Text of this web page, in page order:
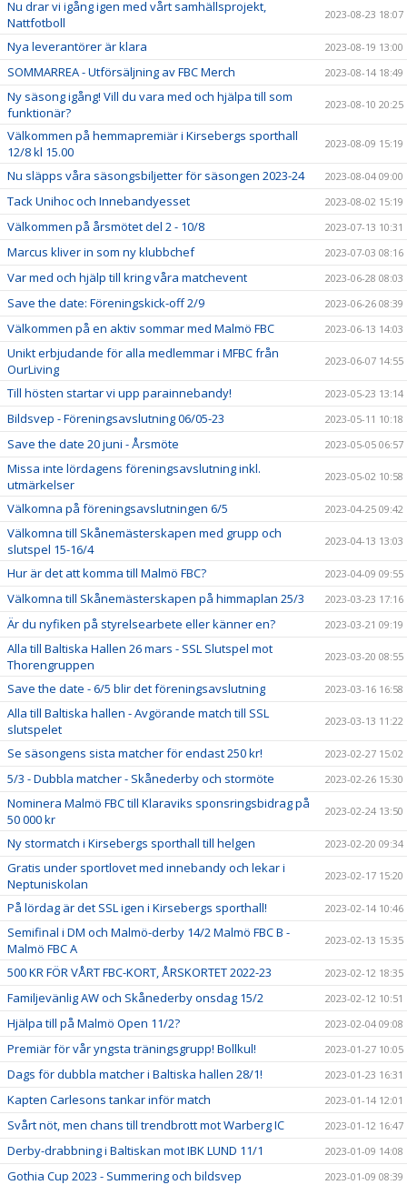
Nu drar vi igång igen med vårt samhällsprojekt,
Nattfotboll
2023-08-23 18:07
Nya leverantörer är klara 2023-08-19 13:00
SOMMARREA - Utförsäljning av FBC Merch 2023-08-14 18:49
Ny säsong igång! Vill du vara med och hjälpa till som
funktionär?
2023-08-10 20:25
Välkommen på hemmapremiär i Kirsebergs sporthall
12/8 kl 15.00
2023-08-09 15:19
Nu släpps våra säsongsbiljetter för säsongen 2023-24 2023-08-04 09:00
Tack Unihoc och Innebandyesset 2023-08-02 15:19
Välkommen på årsmötet del 2 - 10/8 2023-07-13 10:31
Marcus kliver in som ny klubbchef 2023-07-03 08:16
Var med och hjälp till kring våra matchevent 2023-06-28 08:03
Save the date: Föreningskick-off 2/9 2023-06-26 08:39
Välkommen på en aktiv sommar med Malmö FBC 2023-06-13 14:03
Unikt erbjudande för alla medlemmar i MFBC från
OurLiving
2023-06-07 14:55
Till hösten startar vi upp parainnebandy! 2023-05-23 13:14
Bildsvep - Föreningsavslutning 06/05-23 2023-05-11 10:18
Save the date 20 juni - Årsmöte 2023-05-05 06:57
Missa inte lördagens föreningsavslutning inkl.
utmärkelser
2023-05-02 10:58
Välkomna på föreningsavslutningen 6/5 2023-04-25 09:42
Välkomna till Skånemästerskapen med grupp och
slutspel 15-16/4
2023-04-13 13:03
Hur är det att komma till Malmö FBC? 2023-04-09 09:55
Välkomna till Skånemästerskapen på himmaplan 25/3 2023-03-23 17:16
Är du nyfiken på styrelsearbete eller känner en? 2023-03-21 09:19
Alla till Baltiska Hallen 26 mars - SSL Slutspel mot
Thorengruppen
2023-03-20 08:55
Save the date - 6/5 blir det föreningsavslutning 2023-03-16 16:58
Alla till Baltiska hallen - Avgörande match till SSL
slutspelet
2023-03-13 11:22
Se säsongens sista matcher för endast 250 kr! 2023-02-27 15:02
5/3 - Dubbla matcher - Skånederby och stormöte 2023-02-26 15:30
Nominera Malmö FBC till Klaraviks sponsringsbidrag på
50 000 kr
2023-02-24 13:50
Ny stormatch i Kirsebergs sporthall till helgen 2023-02-20 09:34
Gratis under sportlovet med innebandy och lekar i
Neptuniskolan
2023-02-17 15:20
På lördag är det SSL igen i Kirsebergs sporthall! 2023-02-14 10:46
Semifinal i DM och Malmö-derby 14/2 Malmö FBC B -
Malmö FBC A
2023-02-13 15:35
500 KR FÖR VÅRT FBC-KORT, ÅRSKORTET 2022-23 2023-02-12 18:35
Familjevänlig AW och Skånederby onsdag 15/2 2023-02-12 10:51
Hjälpa till på Malmö Open 11/2? 2023-02-04 09:08
Premiär för vår yngsta träningsgrupp! Bollkul! 2023-01-27 10:05
Dags för dubbla matcher i Baltiska hallen 28/1! 2023-01-23 16:31
Kapten Carlesons tankar inför match 2023-01-14 12:01
Svårt nöt, men chans till trendbrott mot Warberg IC 2023-01-12 16:47
Derby-drabbning i Baltiskan mot IBK LUND 11/1 2023-01-09 14:08
Gothia Cup 2023 - Summering och bildsvep 2023-01-09 08:39